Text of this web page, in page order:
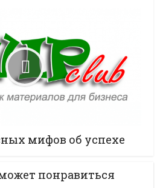
мифов об успехе
понравиться